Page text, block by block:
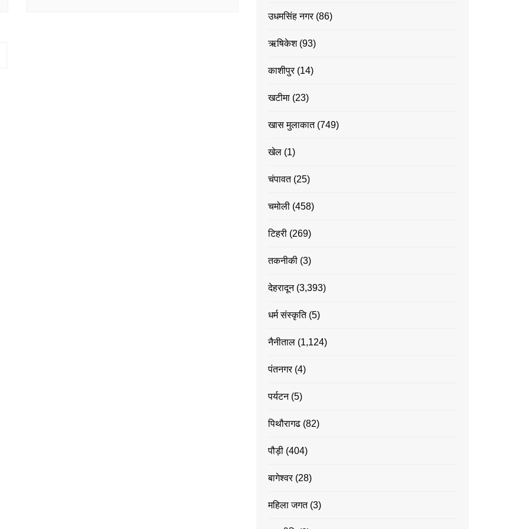
उधमसिंह नगर(86)
ऋषिकेश(93)
काशीपुर(14)
खटीमा (23)
खास मुलाकात(749)
खेल (1)
चंपावत(25)
चमोली (458)
टिहरी (269)
तकनीकी (3)
देहरादून(3,393)
धर्म संस्कृति(5)
नैनीताल (1,124)
पंतनगर(4)
पर्यटन(5)
पिथौरागढ (82)
पौड़ी (404)
बागेश्वर(28)
महिला जगत(3)